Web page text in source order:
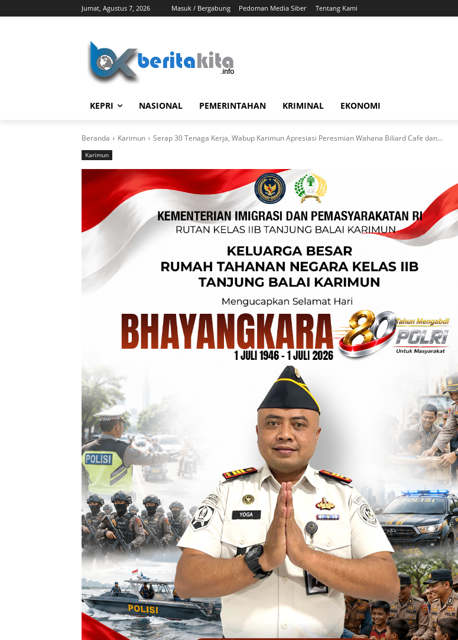
Jumat, Agustus 7, 2026 Masuk / Bergabung Pedoman Media Siber Tentang Kami
KEPRI NASIONAL PEMERINTAHAN KRIMINAL EKONOMI
Beranda Karimun Serap 30 Tenaga Kerja, Wabup Karimun Apresiasi Peresmian Wahana Biliard Cafe dan...
Karimun